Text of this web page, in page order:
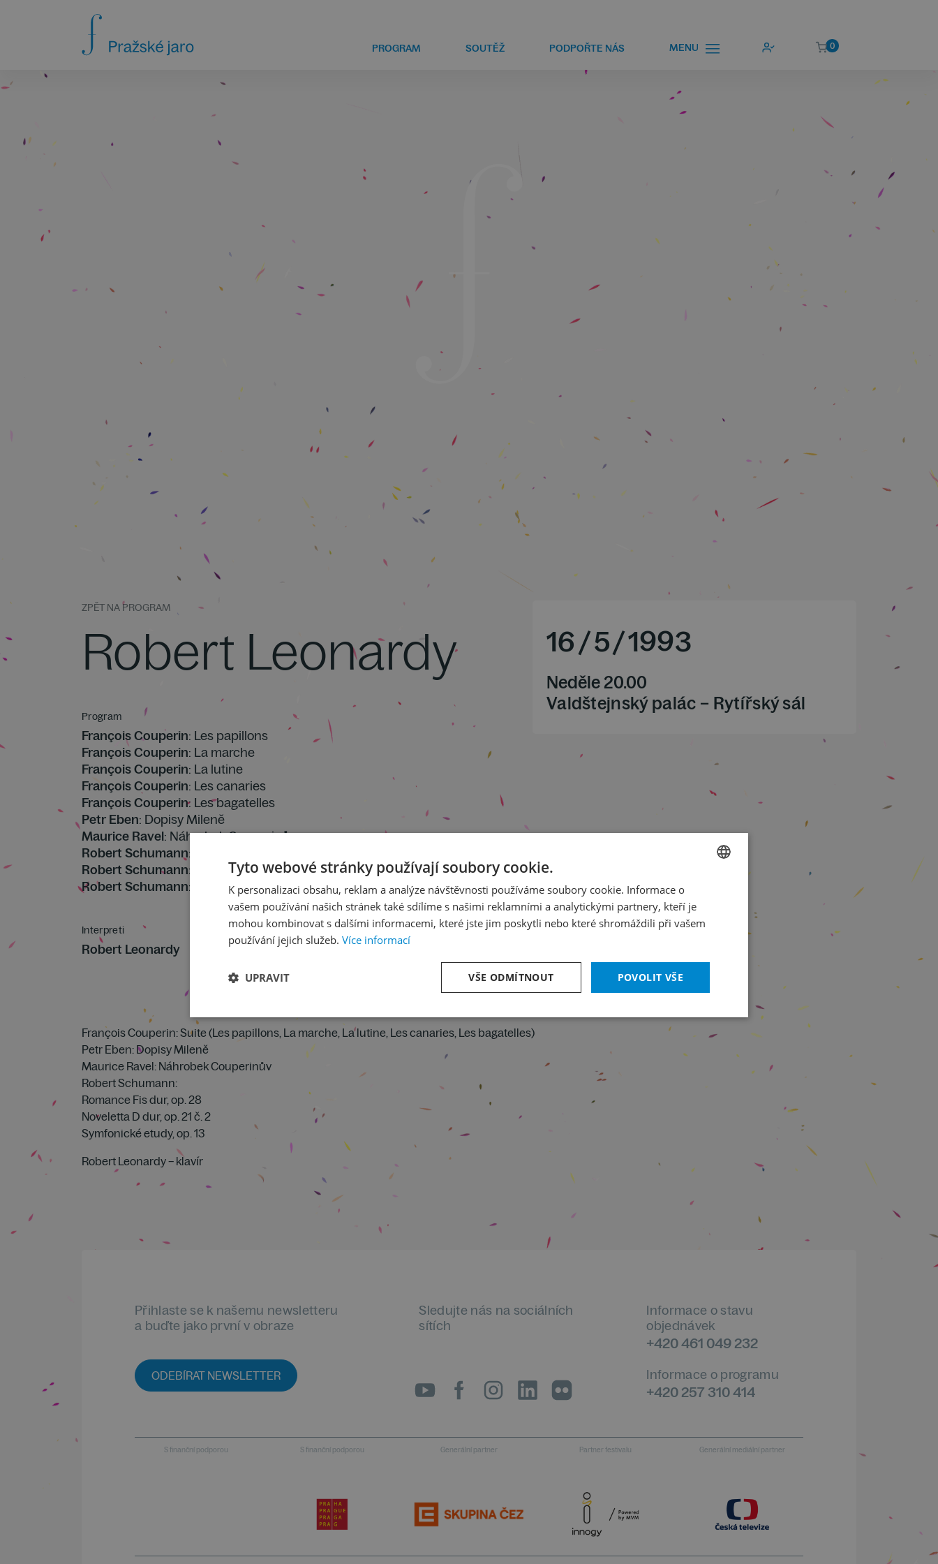
PROGRAM SOUTĚŽ PODPOŘTE NÁS MENU 0
ZPĚT NA PROGRAM
Robert Leonardy
Program
François Couperin: Les papillons
François Couperin: La marche
François Couperin: La lutine
François Couperin: Les canaries
François Couperin: Les bagatelles
Petr Eben: Dopisy Mileně
Maurice Ravel: Náhrobek Couperinův
Robert Schumann: Romance Fis dur op. 28
Robert Schumann: Noveletta D dur op. 21
Robert Schumann: Symfonické etudy op. 13
Interpreti
Robert Leonardy
16/5/1993
Neděle 20.00
Valdštejnský palác – Rytířský sál
François Couperin: Suite (Les papillons, La marche, La lutine, Les canaries, Les bagatelles)
Petr Eben: Dopisy Mileně
Maurice Ravel: Náhrobek Couperinův
Robert Schumann:
Romance Fis dur, op. 28
Noveletta D dur, op. 21 č. 2
Symfonické etudy, op. 13
Robert Leonardy – klavír
Přihlaste se k našemu newsletteru
a buďte jako první v obraze
ODEBÍRAT NEWSLETTER
Sledujte nás na sociálních
sítích
Informace o stavu
objednávek
+420 461 049 232
Informace o programu
+420 257 310 414
S finanční podporou S finanční podporou Generální partner Partner festivalu Generální mediální partner
ENGLISH
Tyto webové stránky používají soubory cookie.
K personalizaci obsahu, reklam a analýze návštěvnosti používáme soubory cookie. Informace o
vašem používání našich stránek také sdílíme s našimi reklamními a analytickými partnery, kteří je
mohou kombinovat s dalšími informacemi, které jste jim poskytli nebo které shromáždili při vašem
používání jejich služeb. Více informací
POVOLIT VŠE
VŠE ODMÍTNOUT
UPRAVIT